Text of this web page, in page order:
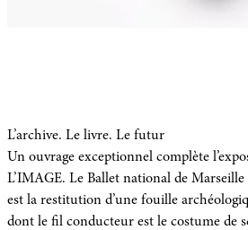
L’archive. Le livre. Le futur
Un ouvrage exceptionnel complète
L’IMAGE. Le Ballet national de
est la restitution d’une fouille
dont le fil conducteur est le costume de